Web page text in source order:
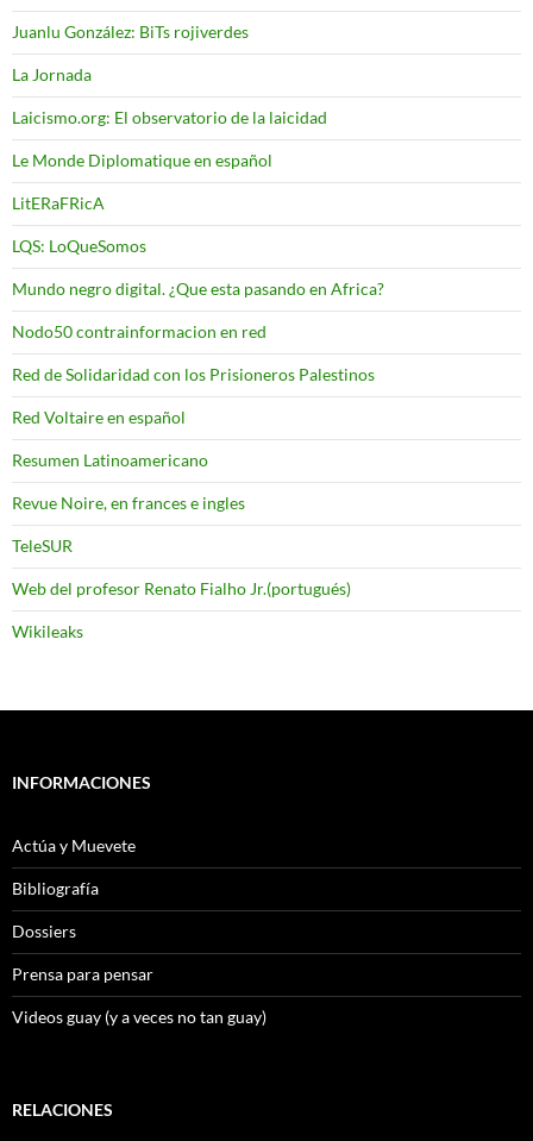
Juanlu González: BiTs rojiverdes
La Jornada
Laicismo.org: El observatorio de la laicidad
Le Monde Diplomatique en español
LitERaFRicA
LQS: LoQueSomos
Mundo negro digital. ¿Que esta pasando en Africa?
Nodo50 contrainformacion en red
Red de Solidaridad con los Prisioneros Palestinos
Red Voltaire en español
Resumen Latinoamericano
Revue Noire, en frances e ingles
TeleSUR
Web del profesor Renato Fialho Jr.(portugués)
Wikileaks
INFORMACIONES
Actúa y Muevete
Bibliografía
Dossiers
Prensa para pensar
Videos guay (y a veces no tan guay)
RELACIONES